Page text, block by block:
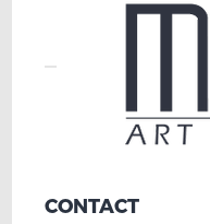
CONTACT